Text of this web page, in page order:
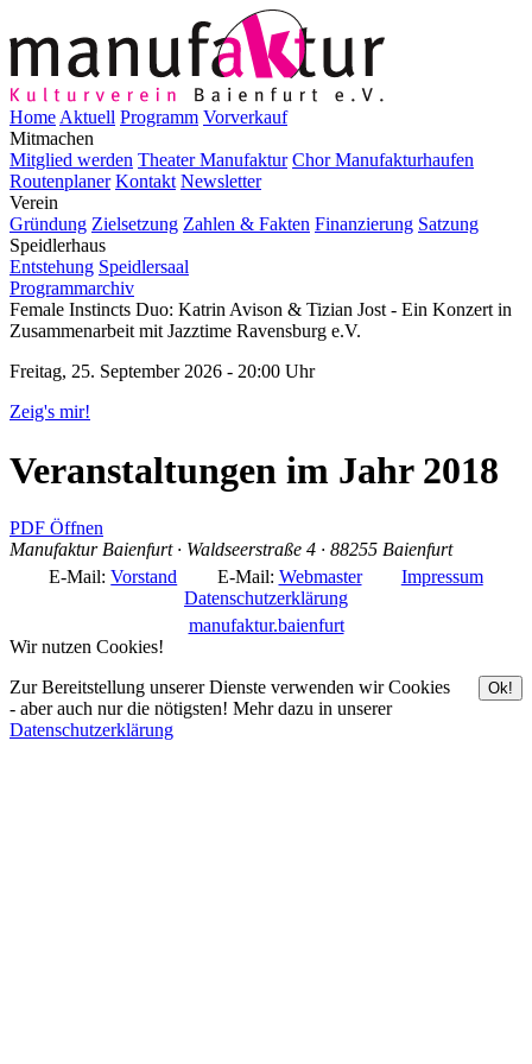
Home Aktuell Programm Vorverkauf
Mitmachen
Mitglied werden Theater Manufaktur Chor Manufakturhaufen
Routenplaner Kontakt Newsletter
Verein
Gründung Zielsetzung Zahlen & Fakten Finanzierung Satzung
Speidlerhaus
Entstehung Speidlersaal
Programmarchiv
Female Instincts Duo: Katrin Avison & Tizian Jost - Ein Konzert in
Zusammenarbeit mit Jazztime Ravensburg e.V.
Freitag, 25. September 2026 - 20:00 Uhr
Zeig's mir!
Veranstaltungen im Jahr 2018
PDF Öffnen
Manufaktur Baienfurt · Waldseerstraße 4 · 88255 Baienfurt
E-Mail:Vorstand E-Mail: Webmaster
Impressum
Datenschutzerklärung
manufaktur.baienfurt
Wir nutzen Cookies!
Zur Bereitstellung unserer Dienste verwenden wir Cookies
- aber auch nur die nötigsten! Mehr dazu in unserer
Datenschutzerklärung
Ok!